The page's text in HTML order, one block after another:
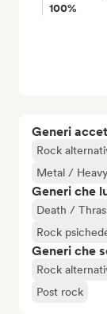
Generi
Rock
Metal /
Generi che
Death /
Rock
Generi che
Rock
Post rock
100%